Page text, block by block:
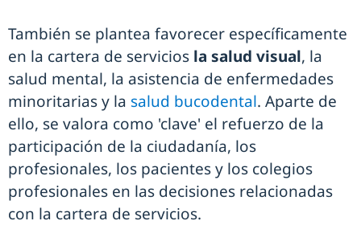
También se plantea favorecer específicamente
en la cartera de servicios la salud visual, la
salud mental, la asistencia de enfermedades
minoritarias y la salud bucodental. Aparte de
ello, se valora como 'clave' el refuerzo de la
participación de la ciudadanía, los
profesionales, los pacientes y los colegios
profesionales en las decisiones relacionadas
con la cartera de servicios.